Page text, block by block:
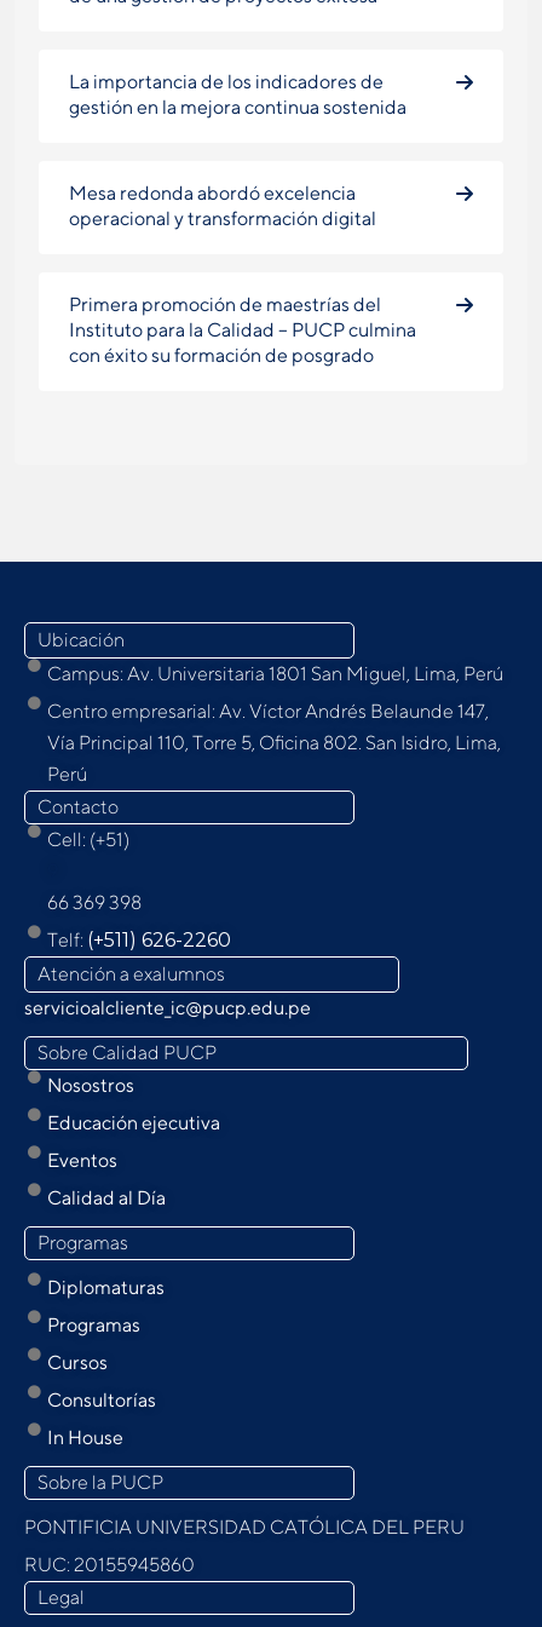
La importancia de los indicadores de
gestión en la mejora continua sostenida
Mesa redonda abordó excelencia
operacional y transformación digital
Primera promoción de maestrías del
Instituto para la Calidad – PUCP culmina
con éxito su formación de posgrado
Ubicación
Campus: Av. Universitaria 1801 San Miguel, Lima, Perú
Centro empresarial: Av. Víctor Andrés Belaunde 147,
Vía Principal 110, Torre 5, Oﬁcina 802. San Isidro, Lima,
Perú
Contacto
Cell: (+51)
66 369 398
Telf: (+511) 626-2260
Atención a exalumnos
servicioalcliente_ic@pucp.edu.pe
Sobre Calidad PUCP
Nosostros
Educación ejecutiva
Eventos
Calidad al Día
Programas
Diplomaturas
Programas
Cursos
Consultorías
In House
Sobre la PUCP
PONTIFICIA UNIVERSIDAD CATÓLICA DEL PERU
RUC: 20155945860
Legal